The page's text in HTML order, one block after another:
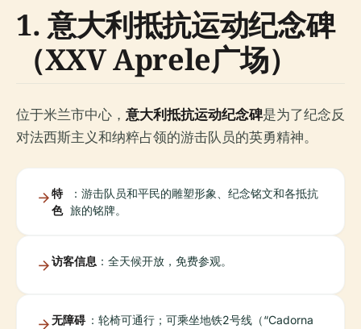
1. 意大利抵抗运动纪念碑
（XXV Aprele广场）
位于米兰市中心， 意大利抵抗运动纪念碑是为了纪念反
对法西斯主义和纳粹占领的游击队员的英勇精神。
特
色
：游击队员和平民的雕塑形象、纪念铭文和各抵抗
旅的铭牌。
访客信息 ：全天候开放，免费参观。
无障碍 ：轮椅可通行；可乘坐地铁2号线（“Cadorna